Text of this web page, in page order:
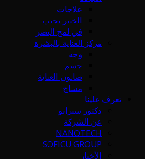
علاجات
الخبير يجيب
في لمح البصر
مركز العناية بالبشرة
وجه
جسم
صالون العناية
مساج
تعرف علينا
دكتور سيرانو
عن الشركة
NANOTECH
SOFICU GROUP
الأخبار